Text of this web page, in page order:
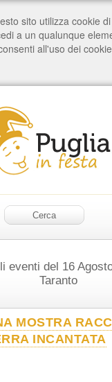
eventi del 16
Taranto
MOSTRA
INCANTATA